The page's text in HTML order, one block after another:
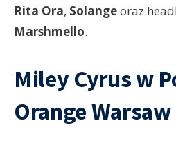
Rita Ora, Solangeoraz
Marshmello.
Miley Cyrus w
Orange